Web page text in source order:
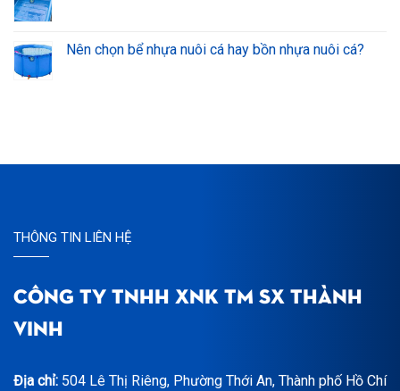
Nên chọn bể nhựa nuôi cá hay bồn nhựa nuôi cá?
THÔNG TIN LIÊN HỆ
CÔNG TY TNHH XNK TM SX THÀNH
VINH
Địa chỉ: 504 Lê Thị Riêng, Phường Thới An, Thành phố Hồ Chí